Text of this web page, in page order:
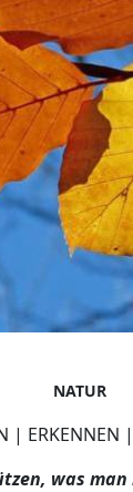
NATUR
| ERKENNEN
was